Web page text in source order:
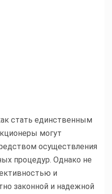
стать единственным
могут
осуществления
процедур. Однако не
и
законной и надежной